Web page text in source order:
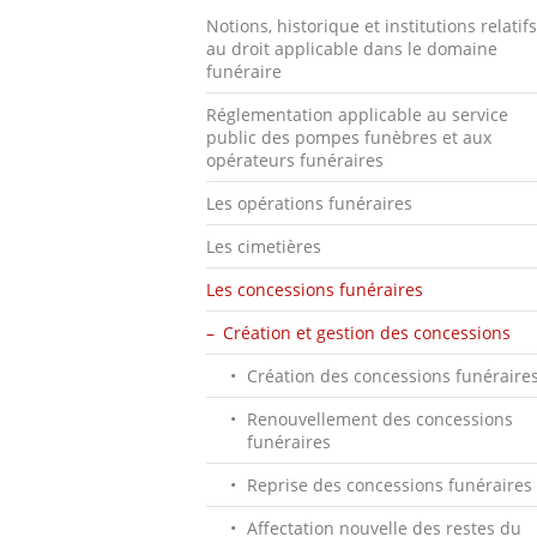
Notions, historique et institutions relatifs
au droit applicable dans le domaine
funéraire
Réglementation applicable au service
public des pompes funèbres et aux
opérateurs funéraires
Les opérations funéraires
Les cimetières
Les concessions funéraires
Création et gestion des concessions
Création des concessions
Renouvellement des concessions
funéraires
Reprise des concessions funéraires
Affectation nouvelle des restes du